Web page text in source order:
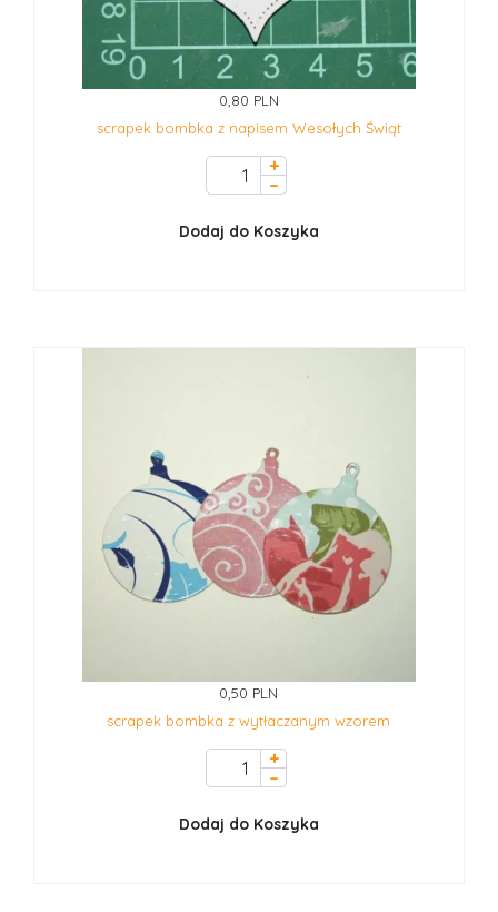
0,80 PLN
scrapek bombka z napisem Wesołych Świąt
+
–
Dodaj do Koszyka
0,50 PLN
scrapek bombka z wytłaczanym wzorem
+
–
Dodaj do Koszyka